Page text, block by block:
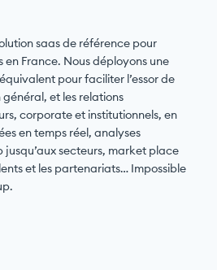
saas de référence pour
en France. Nous déployons une
pour faciliter l’essor de
et les relations
corporate et institutionnels, en
en temps réel, analyses
secteurs, market place
et les partenariats… Impossible